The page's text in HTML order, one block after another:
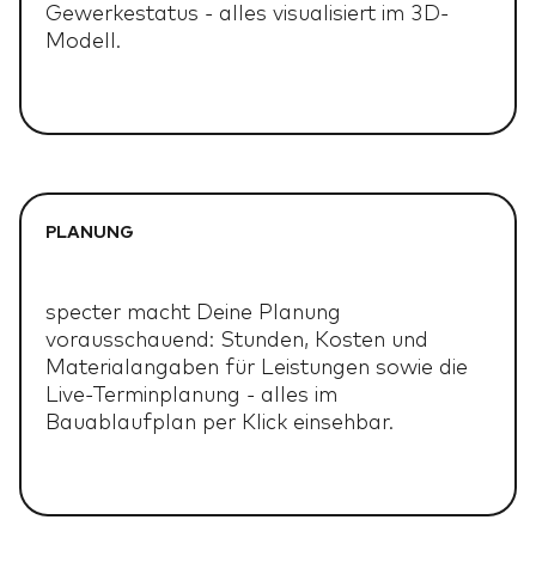
Gewerkestatus - alles visualisiert im 3D-
Modell.
PLANUNG
specter macht Deine Planung
vorausschauend: Stunden, Kosten und
Materialangaben für Leistungen sowie die
Live-Terminplanung - alles im
Bauablaufplan per Klick einsehbar.